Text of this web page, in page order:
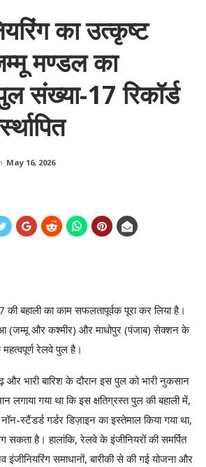
का उत्कृष्ट
मण्डल का
संख्या-17 रिकॉर्ड
May 16, 2026
बहाली का काम सफलतापूर्वक पूरा कर लिया है।
(जम्मू और कश्मीर) और माधोपुर (पंजाब) सेक्शन के
महत्वपूर्ण रेलवे पुल है।
और भारी बारिश के दौरान इस पुल को भारी नुकसान
गया था कि इस क्षतिग्रस्त पुल की बहाली में,
स्टैंडर्ड गर्डर डिज़ाइन का इस्तेमाल किया गया था,
है। हालांकि, रेलवे के इंजीनियरों की समर्पित
इंजीनियरिंग समाधानों, बारीकी से की गई योजना और